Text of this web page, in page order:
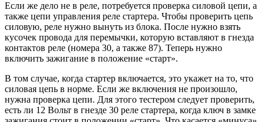
Если же дело не в реле, потребуется проверка силовой цепи, а
также цепи управления реле стартера. Чтобы проверить цепь
силовую, реле нужно вынуть из блока. После нужно взять
кусочек провода для перемычки, которую вставляют в гнезда
контактов реле (номера 30, а также 87). Теперь нужно
включить зажигание в положение «старт».
В том случае, когда стартер включается, это укажет на то, что
силовая цепь в норме. Если же включения не произошло,
нужна проверка цепи. Для этого тестером следует проверить,
есть ли 12 Вольт в гнезде 30 реле стартера, когда ключ в замке